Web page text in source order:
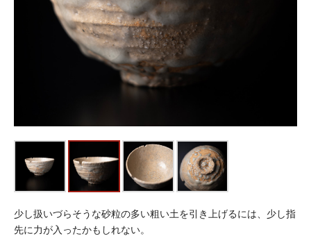
少し扱いづらそうな砂粒の多い粗い土を引き上げるには、少し指
先に力が入ったかもしれない。